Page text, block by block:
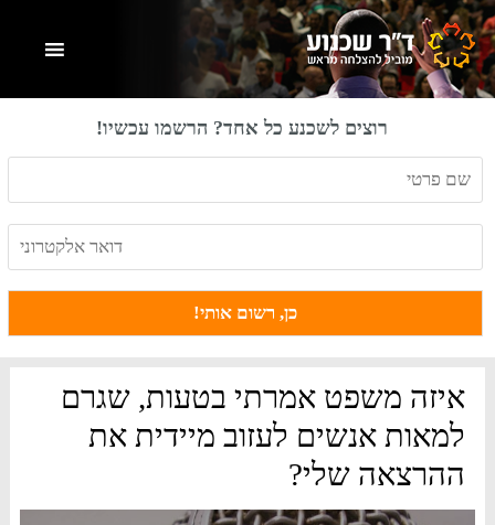
Skip
to
main
Skip
to
primary
Skip
to
footer
רוצים לשכנע כל אחד? הרשמו עכשיו!
איזה משפט אמרתי בטעות, שגרם
למאות אנשים לעזוב מיידית את
ההרצאה שלי?